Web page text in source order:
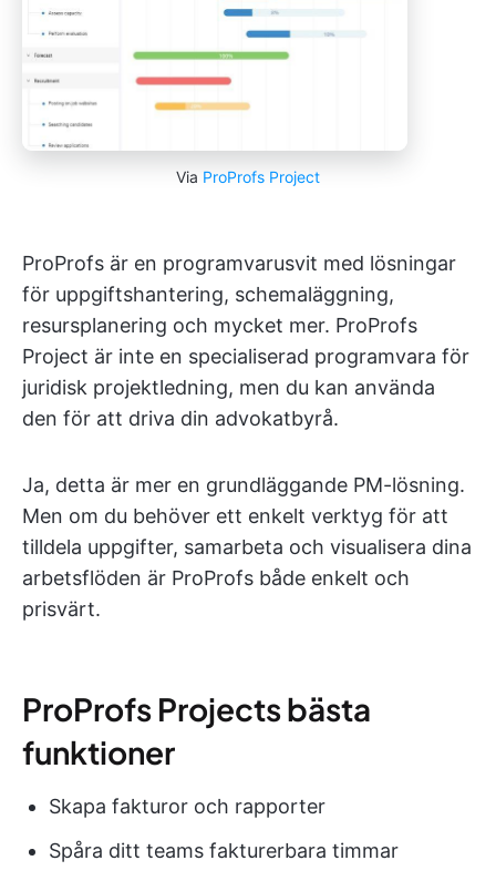
Via ProProfs Project
ProProfs är en programvarusvit med lösningar
för uppgiftshantering, schemaläggning,
resursplanering och mycket mer. ProProfs
Project är inte en specialiserad programvara för
juridisk projektledning, men du kan använda
den för att driva din advokatbyrå.
Ja, detta är mer en grundläggande PM-lösning.
Men om du behöver ett enkelt verktyg för att
tilldela uppgifter, samarbeta och visualisera dina
arbetsflöden är ProProfs både enkelt och
prisvärt.
ProProfs Projects bästa
funktioner
Skapa fakturor och rapporter
Spåra ditt teams fakturerbara timmar